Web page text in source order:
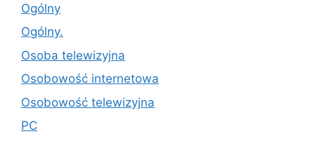
Ogólny
Ogólny.
Osoba telewizyjna
Osobowość internetowa
Osobowość telewizyjna
PC